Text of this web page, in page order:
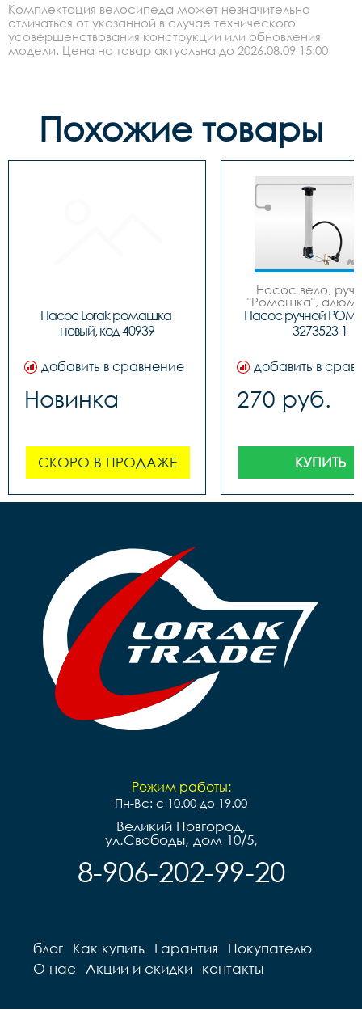
Комплектация велосипеда может незначительно
отличаться от указанной в случае технического
усовершенствования конструкции или обновления
модели. Цена на товар актуальна до 2026.08.09 15:00
Похожие товары
Насос Lorak ромашка
новый, код 40939
добавить в сравнение
Новинка
СКОРО В ПРОДАЖЕ
Насос вело,
"Ромашка",
обратным
штоком, шланг
Насос ручной
3273523-1
добавить в
270 руб.
КУПИТЬ
Режим работы:
Пн-Вс: с 10.00 до 19.00
Великий Новгород,
ул.Свободы, дом 10/5,
8-906-202-99-20
блог Как купить Гарантия
Покупателю
О нас
Акции и скидки контакты